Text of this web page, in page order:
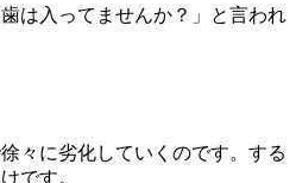
は入ってませんか？」と言われ
々に劣化していくのです。する
です。